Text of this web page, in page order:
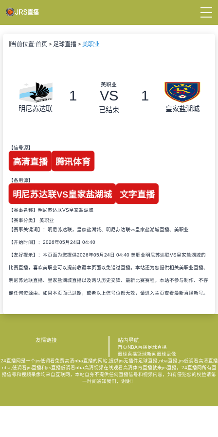
播
当前位置:首页 足球直播 美职业
明尼苏达联
美职业
1 VS 1
已结束 皇家盐湖城
【信号源】
高清直播 腾讯体育
【备用源】
明尼苏达联VS皇家盐湖城 文字直播
【赛事名称】明尼苏达联VS皇家盐湖城
【赛事分类】 美职业
【赛事关键词】：明尼苏达联，皇家盐湖城、明尼苏达联vs皇家盐湖城直播、美职业
【开始时间】：2026年05月24日 04:40
【友好提示】：本页面为您提供2026年05月24日 04:40 美职业明尼苏达联VS皇家盐湖城的
比赛直播，喜欢美职业可以提前收藏本页面以免错过直播。本站还为您提供相关美职业直播、
明尼苏达联直播、皇家盐湖城直播以及两队历史交锋、最新比赛赛程。本站不参与制作、不存
储任何资源由。如果本页面已过期，或者以上信号位都无效，请进入主页查看最新直播新号。
友情链接 站内导航
首页NBA直播足球直播
篮球直播篮球新闻篮球录像
24直播网是一个jrs低调看免费高清nba直播的网站,提供jrs无插件足球直播,nba直播,jrs低调看高清直播
nba,低调看jrs直播和jrs直播低调看nba高清视频在线观看高清体育直播就来jrs直播。24直播网所有直
播信号和视频录像均来自互联网，本站自身不提供任何直播信号和视频内容，如有侵犯您的权益请第
一时间通知我们，谢谢！